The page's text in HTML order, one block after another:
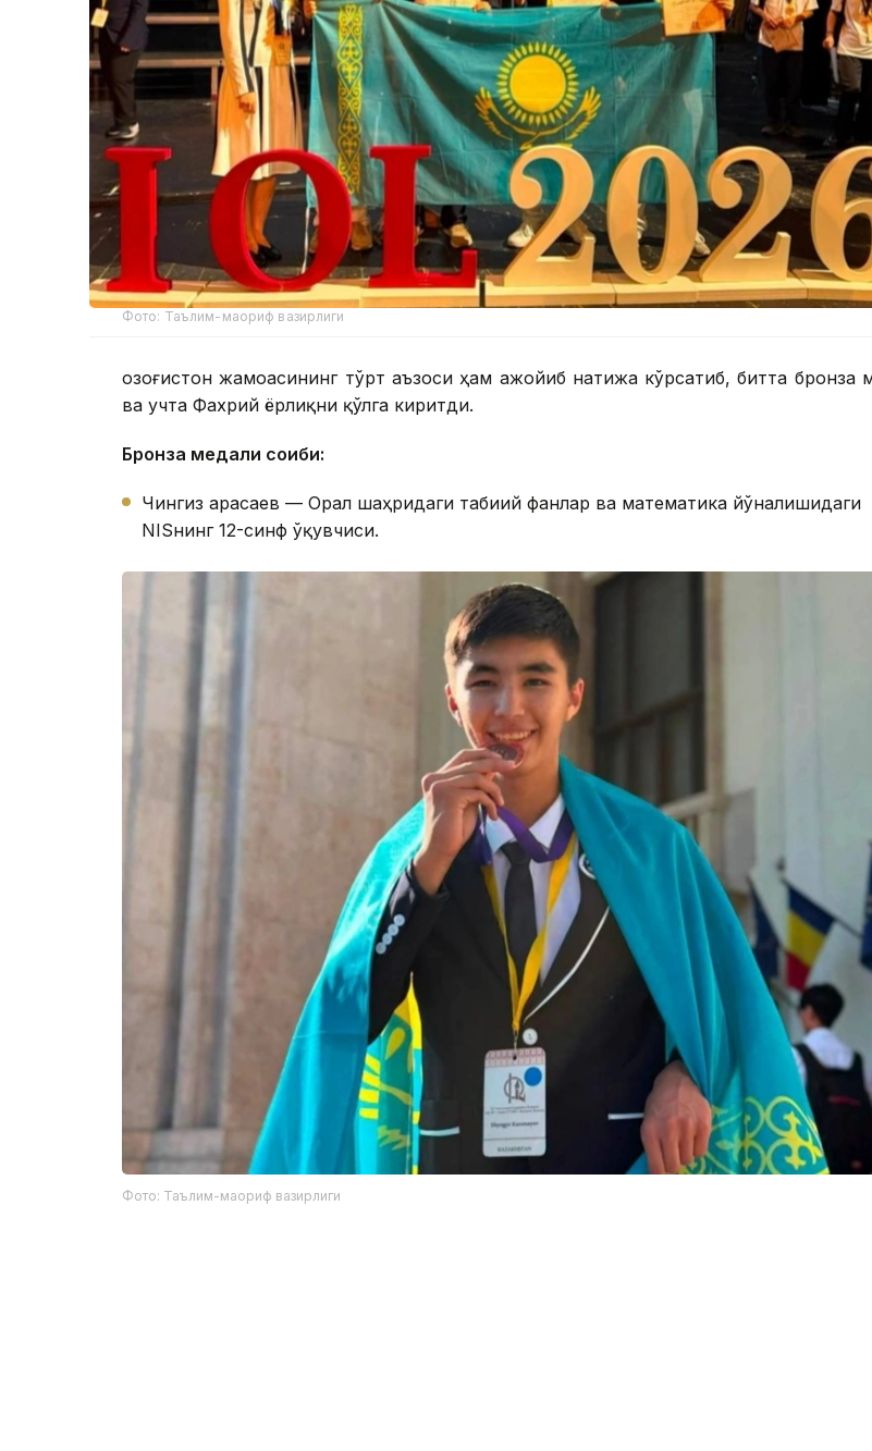
Фото: Таълим-маориф вазирлиги
Қозоғистон жамоасининг тўрт аъзоси ҳам ажойиб натижа кўрсатиб, битта бронза
ва учта Фахрий ёрлиқни қўлга киритди.
Бронза медали соҳиби:
Чингиз Қарасаев — Орал шаҳридаги табиий фанлар ва математика йўналишидаги
NISнинг 12-синф ўқувчиси.
Фото: Таълим-маориф вазирлиги